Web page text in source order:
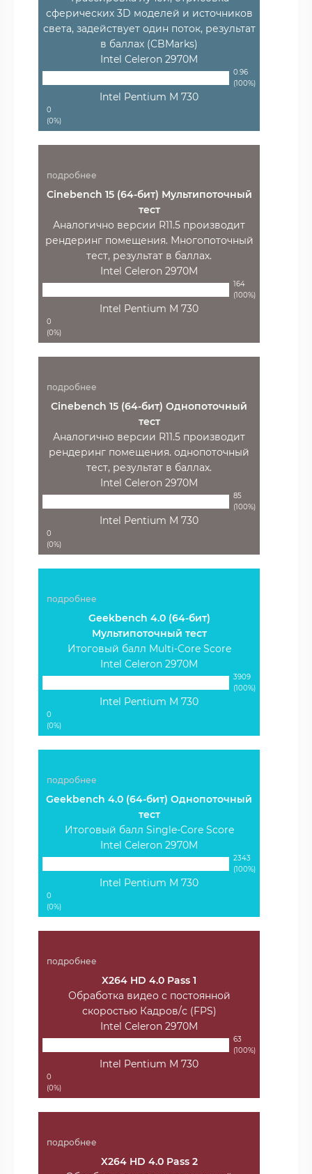
сферических 3D моделей и источников
света, задействует один поток, результат
в баллах (CBMarks)
Intel Celeron 2970M
0.96
(100%)
Intel Pentium M 730
0
(0%)
подробнее
Cinebench 15 (64-бит) Мультипоточный
тест
Аналогично версии R11.5 производит
рендеринг помещения. Многопоточный
тест, результат в баллах.
Intel Celeron 2970M
164
(100%)
Intel Pentium M 730
0
(0%)
подробнее
Cinebench 15 (64-бит) Однопоточный
тест
Аналогично версии R11.5 производит
рендеринг помещения. однопоточный
тест, результат в баллах.
Intel Celeron 2970M
85
(100%)
Intel Pentium M 730
0
(0%)
подробнее
Geekbench 4.0 (64-бит)
Мультипоточный тест
Итоговый балл Multi-Core Score
Intel Celeron 2970M
3909
(100%)
Intel Pentium M 730
0
(0%)
подробнее
Geekbench 4.0 (64-бит) Однопоточный
тест
Итоговый балл Single-Core Score
Intel Celeron 2970M
2343
(100%)
Intel Pentium M 730
0
(0%)
подробнее
X264 HD 4.0 Pass 1
Обработка видео с постоянной
скоростью Кадров/с (FPS)
Intel Celeron 2970M
63
(100%)
Intel Pentium M 730
0
(0%)
подробнее
X264 HD 4.0 Pass 2